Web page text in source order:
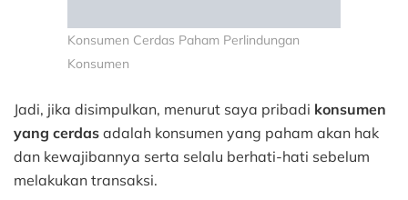
Konsumen Cerdas Paham Perlindungan
Konsumen
Jadi, jika disimpulkan, menurut saya pribadi konsumen
yang cerdas adalah konsumen yang paham akan hak
dan kewajibannya serta selalu berhati-hati sebelum
melakukan transaksi.